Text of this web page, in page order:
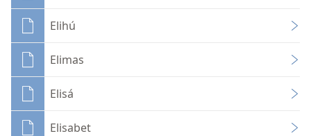
Elihú
Elimas
Elisá
Elisabet